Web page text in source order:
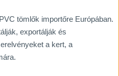
tömlők importőre Európában.
exportálják és
a kert, a